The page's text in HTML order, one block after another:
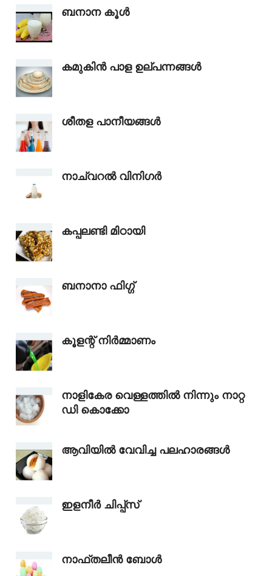
ബനാന കൂൾ
കമുകിൻ പാള ഉല്പന്നങ്ങൾ
ശീതള പാനീയങ്ങൾ
നാച്വറൽ വിനിഗർ
കപ്പലണ്ടി മിഠായി
ബനാനാ ഫിഗ്ഗ്
കൂളന്റ് നിർമ്മാണം
നാളികേര വെള്ളത്തിൽ നിന്നും നാറ്റ
ഡി കൊക്കോ
ആവിയിൽ വേവിച്ച പലഹാരങ്ങൾ
ഇളനീർ ചിപ്പ്‌സ്
നാഫ്തലീൻ ബോൾ